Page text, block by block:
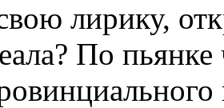
лирику,
По